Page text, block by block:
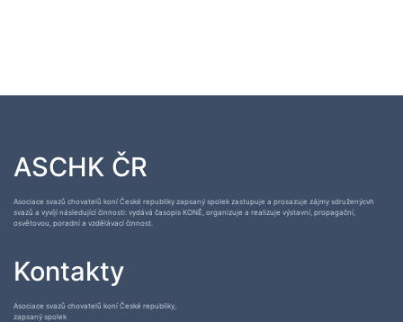
ASCHK ČR
Asociace svazů chovatelů koní České republiky zapsaný spolek zastupuje a prosazuje zájmy sdruženýcvh
svazů a vyvíjí následující činnosti: vydává časopis KONĚ, organizuje a realizuje výstavní, propagační,
osvětovou, poradní a vzdělávací činnost.
Kontakty
Asociace svazů chovatelů koní České republiky,
zapsaný spolek